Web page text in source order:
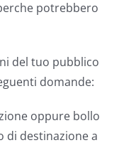
potrebbero
del tuo pubblico
domande:
oppure bollo
di destinazione a